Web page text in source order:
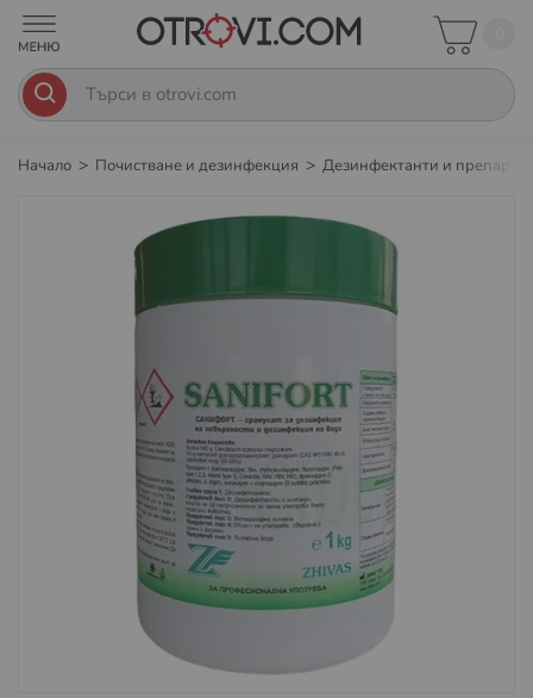
Начало Почистване и дезинфекция Дезинфектанти и
изображенията